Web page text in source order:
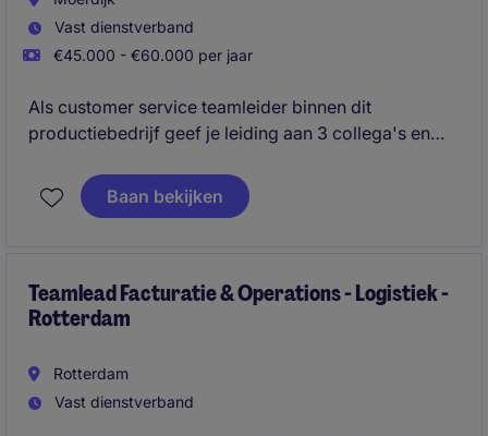
Vast dienstverband
€45.000 - €60.000 per jaar
Als customer service teamleider binnen dit
productiebedrijf geef je leiding aan 3 collega's en
inzet zorg je ervoor dat klanten altijd tevreden zijn en
processen soepel verlopen.
Baan bekijken
Teamlead Facturatie & Operations - Logistiek -
Rotterdam
Rotterdam
Vast dienstverband